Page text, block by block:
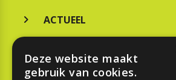
ACTUEEL
KOOPGIDS
Deze website maakt
gebruik van cookies.